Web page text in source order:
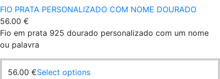
FIO PRATA PERSONALIZADO COM NOME DOURADO
56.00 €
Fio em prata 925 dourado personalizado com um nome
ou palavra
56.00 €Select options